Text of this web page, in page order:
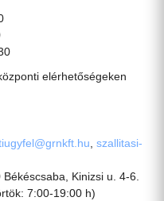
elérhetőségeken
, szallitasi-
Kinizsi u. 4-6.
7:00-19:00 h)